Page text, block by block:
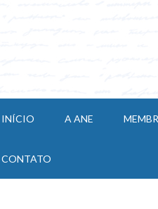
INÍCIO A ANE
CONTATO